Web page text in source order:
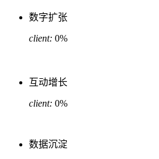
数字扩张
client: 0%
互动增长
client: 0%
数据沉淀